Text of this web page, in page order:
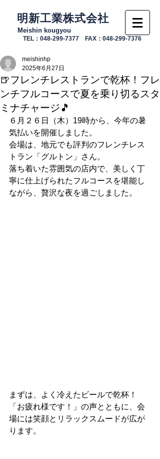
TEL：048-299-7377 FAX：048-299-7376
明新工業株式会社
Meishin kougyou
🍺フレンチレストランで乾杯！フレ
ンチフルコースで夏を乗り切るスタ
ミナチャージ🎵
meishinhp
2025年6月27日
６月２６日（木）19時から、今年の暑
気払いを開催しました。
会場は、地元でも評判のフレンチレス
トラン「グルトン」さん。
落ち着いた雰囲気の店内で、美しく丁
寧に仕上げられたフルコースを堪能し
ながら、贅沢な夜を過ごしました。
まずは、よく冷えたビールで乾杯！
「お疲れ様です！」の声とともに、会
場には笑顔とリラックスムードが広が
ります。